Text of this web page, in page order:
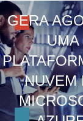
GERA
UMA
NUVEM